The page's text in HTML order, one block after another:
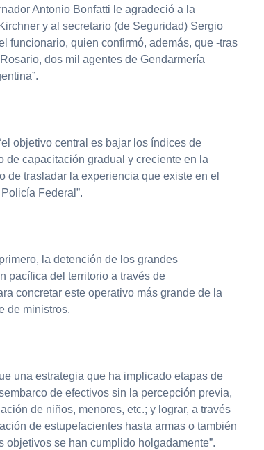
Antonio Bonfatti le agradeció a la
y al secretario (de Seguridad) Sergio
funcionario, quien confirmó, además, que -tras
dos mil agentes de Gendarmería
objetivo central es bajar los índices de
de capacitación gradual y creciente en la
de trasladar la experiencia que existe en el
Federal”.
la detención de los grandes
pacífica del territorio a través de
concretar este operativo más grande de la
de ministros.
una estrategia que ha implicado etapas de
de efectivos sin la percepción previa,
de niños, menores, etc.; y lograr, a través
de estupefacientes hasta armas o también
se han cumplido holgadamente”.